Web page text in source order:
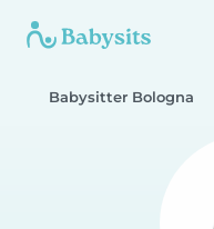
Babysitter Bologna